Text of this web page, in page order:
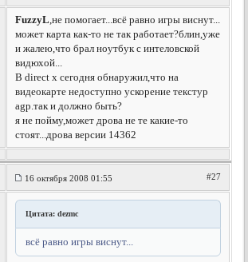
FuzzyL,не помогает...всё равно игры виснут...
может карта как-то не так работает?блин,уже
и жалею,что брал ноутбук с интеловской
видюхой...
В direct x сегодня обнаружил,что на
видеокарте недоступно ускорение текстур
agp.так и должно быть?
я не пойму,может дрова не те какие-то
стоят...дрова версии 14362
16 октября 2008 01:55 #27
Цитата: dezmc
всё равно игры виснут...